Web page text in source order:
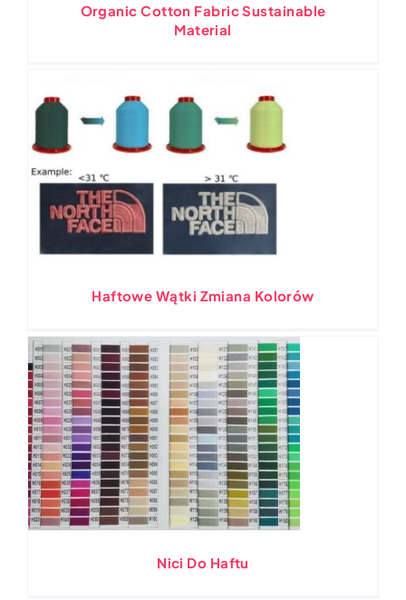
Organic Cotton Fabric Sustainable
Material
Haftowe Wątki Zmiana Kolorów
Nici Do Haftu